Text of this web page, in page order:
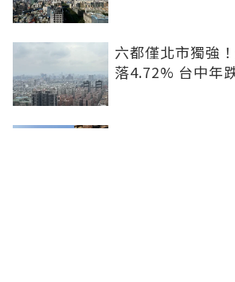
六都僅北市獨強
落4.72% 台中年